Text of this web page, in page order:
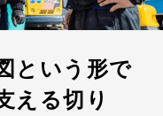
という形で
える切り